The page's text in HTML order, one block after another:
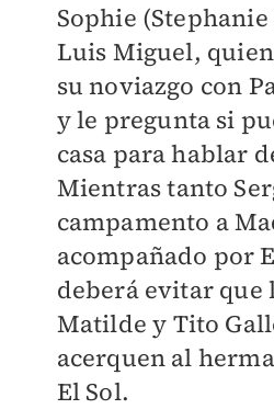
Sophie
Luis Miguel,
su noviazgo con
y le pregunta si
casa para hablar
Mientras tanto
campamento a
acompañado por
deberá evitar que
Matilde y Tito
acerquen al
El Sol.